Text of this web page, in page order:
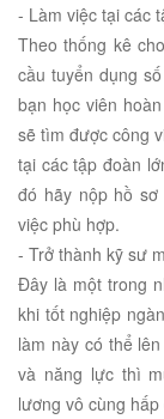
- Làm việc tại các
Theo thống kê
cầu tuyển dụng
bạn học viên
sẽ tìm được công
tại các tập đoàn
đó hãy nộp hồ
việc phù hợp.
- Trở thành kỹ sư
Đây là một trong
khi tốt nghiệp
làm này có thể
và năng lực thì
lương vô cùng